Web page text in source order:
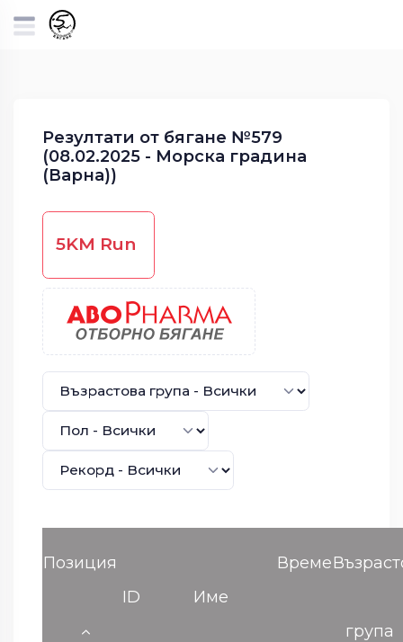
Резултати от бягане №579
(08.02.2025 - Морска градина
(Варна))
5KM Run
Позиция
ID
Име
Време
група